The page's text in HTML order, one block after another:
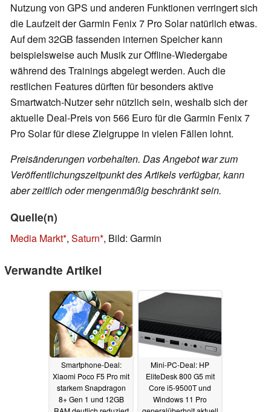
Nutzung von GPS und anderen Funktionen verringert sich
die Laufzeit der Garmin Fenix 7 Pro Solar natürlich etwas.
Auf dem 32GB fassenden internen Speicher kann
beispielsweise auch Musik zur Offline-Wiedergabe
während des Trainings abgelegt werden. Auch die
restlichen Features dürften für besonders aktive
Smartwatch-Nutzer sehr nützlich sein, weshalb sich der
aktuelle Deal-Preis von 566 Euro für die Garmin Fenix 7
Pro Solar für diese Zielgruppe in vielen Fällen lohnt.
Preisänderungen vorbehalten. Das Angebot war zum
Veröffentlichungszeitpunkt des Artikels verfügbar, kann
aber zeitlich oder mengenmäßig beschränkt sein.
Quelle(n)
Media Markt , Saturn , Bild: Garmin
Verwandte Artikel
Smartphone-Deal:
Xiaomi Poco F5 Pro mit
starkem Snapdragon
8+ Gen 1 und 12GB
Mini-PC-Deal: HP
EliteDesk 800 G5 mit
Core i5-9500T und
Windows 11 Pro